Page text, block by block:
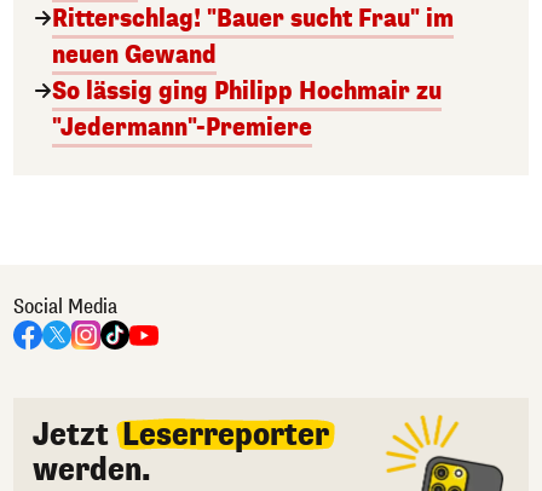
Ritterschlag! "Bauer sucht Frau" im
neuen Gewand
So lässig ging Philipp Hochmair zu
"Jedermann"-Premiere
Social Media
Jetzt Leserreporter
werden.